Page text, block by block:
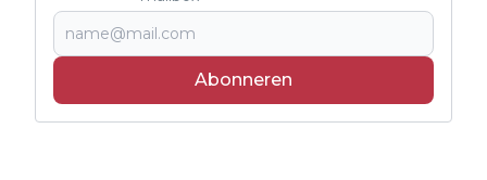
Abonneren